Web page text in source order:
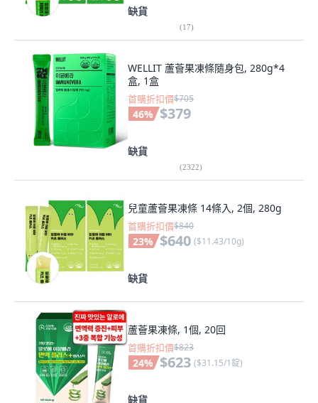
缺貨
(17)
WELLIT 蘆薈果凍條隨身包, 280g*4
盒, 1盒
首購折扣價$705
46% $379
缺貨
(2322)
兒童蘆薈果凍條 14條入, 2個, 280g
首購折扣價$840
23% $640 ($11.43/10g)
缺貨
蘆薈果凍條, 1個, 20回
首購折扣價$823
24% $623 ($31.15/1錠)
缺貨